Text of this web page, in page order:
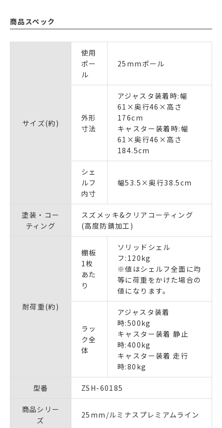
商品スペック
サイズ(約)
使用
ポー
ル
25mmポール
外形
寸法
アジャスタ装着時:幅
61×奥行46×高さ
176cm
キャスター装着時:幅
61×奥行46×高さ
184.5cm
シェ
ルフ
内寸
幅53.5×奥行38.5cm
塗装・コー
ティング
スズメッキ&クリアコーティング
(高度防錆加工)
耐荷重(約)
棚板
1枚
あた
り
ソリッドシェル
フ:120kg
※値はシェルフ全面に均
等に荷重をかけた場合の
値になります。
ラッ
ク全
体
アジャスタ装着
時:500kg
キャスター装着 静止
時:400kg
キャスター装着 走行
時:80kg
型番 ZSH-60185
商品シリー
ズ
25mm/ルミナスプレミアムライン